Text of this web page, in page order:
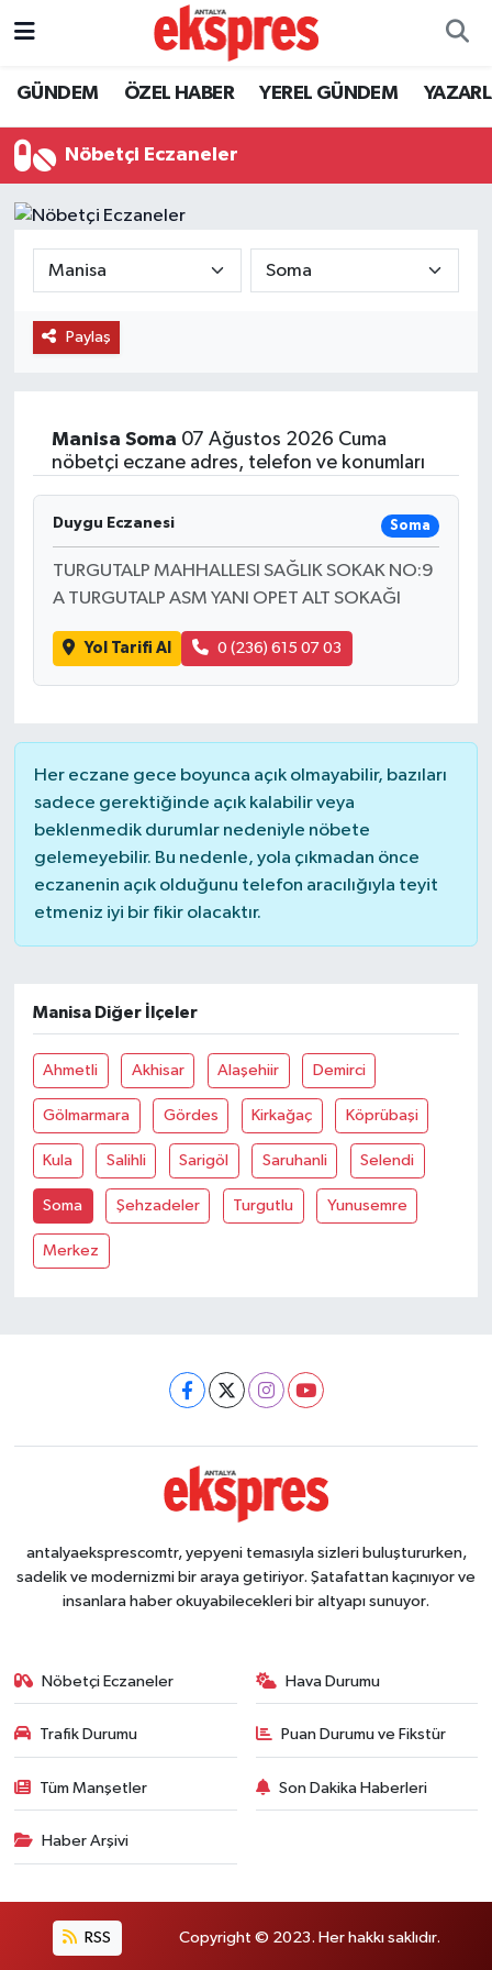
GÜNDEM ÖZEL HABER YEREL GÜNDEM
Nöbetçi Eczaneler
Paylaş
Manisa Soma 07 Ağustos 2026 Cuma
nöbetçi eczane adres, telefon ve konumları
Duygu Eczanesi Soma
TURGUTALP MAHHALLESI SAĞLIK SOKAK NO:9
A TURGUTALP ASM YANI OPET ALT SOKAĞI
Yol Tarifi Al 0 (236) 615 07 03
Her eczane gece boyunca açık olmayabilir, bazıları
sadece gerektiğinde açık kalabilir veya
beklenmedik durumlar nedeniyle nöbete
gelemeyebilir. Bu nedenle, yola çıkmadan önce
eczanenin açık olduğunu telefon aracılığıyla teyit
etmeniz iyi bir fikir olacaktır.
Manisa Diğer İlçeler
Ahmetli Akhisar Alaşehiir Demirci
Gölmarmara Gördes Kirkağaç Köprübaşi
Kula Salihli Sarigöl Saruhanli Selendi
Soma Şehzadeler Turgutlu Yunusemre
Merkez
antalyaeksprescomtr, yepyeni temasıyla sizleri buluştururken,
sadelik ve modernizmi bir araya getiriyor. Şatafattan kaçınıyor ve
insanlara haber okuyabilecekleri bir altyapı sunuyor.
Nöbetçi Eczaneler Hava Durumu
Trafik Durumu Puan Durumu ve Fikstür
Tüm Manşetler Son Dakika Haberleri
Haber Arşivi
RSS Copyright © 2023. Her hakkı saklıdır.
ÖZEL HABER
EKONOMİ
SAĞLIK
DÜNYA
EĞİTİM
TURİZM
YAZARLAR
RESMİ İLAN
MAGAZİN
Nöbetçi Eczaneler
Süper Lig Puan Durumu ve Fikstür